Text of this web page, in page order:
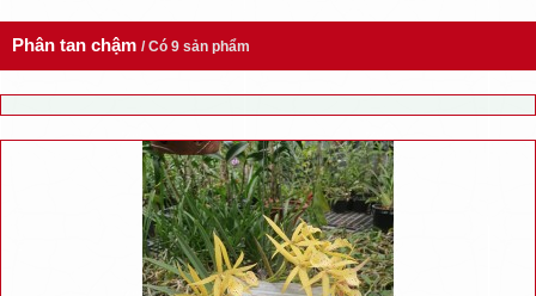
Phân tan chậm / Có 9 sản phẩm